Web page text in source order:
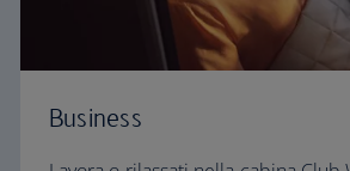
Business